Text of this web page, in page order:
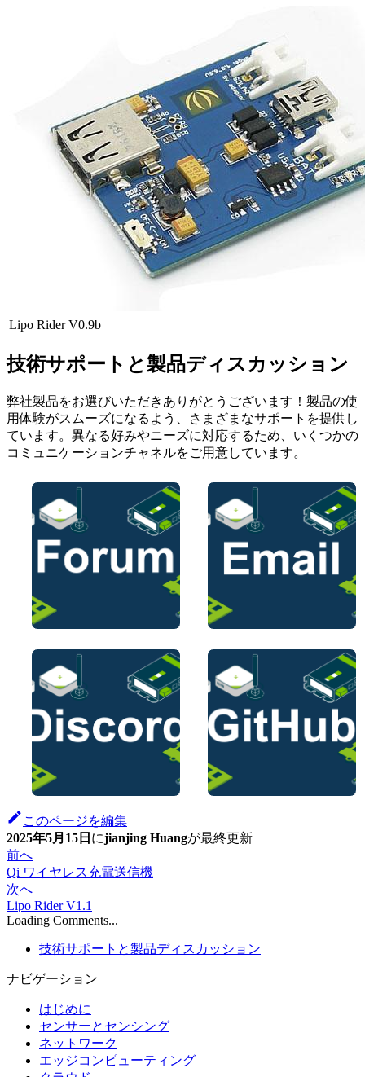
Lipo Rider V0.9b
技術サポートと製品ディスカッション
弊社製品をお選びいただきありがとうございます！製品の使
用体験がスムーズになるよう、さまざまなサポートを提供し
ています。異なる好みやニーズに対応するため、いくつかの
コミュニケーションチャネルをご用意しています。
このページを編集
2025年5月15日 にjianjing Huangが最終更新
前へ
Qi ワイヤレス充電送信機
次へ
Lipo Rider V1.1
Loading Comments...
技術サポートと製品ディスカッション
ナビゲーション
はじめに
センサーとセンシング
ネットワーク
エッジコンピューティング